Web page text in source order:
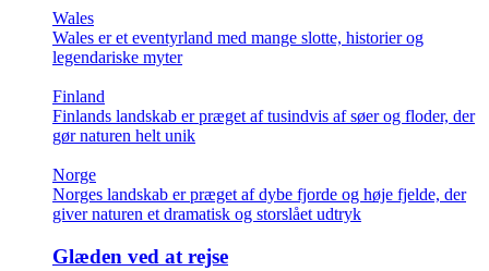
Wales
Wales er et eventyrland med mange slotte, historier og
legendariske myter
Finland
Finlands landskab er præget af tusindvis af søer og floder, der
gør naturen helt unik
Norge
Norges landskab er præget af dybe fjorde og høje fjelde, der
giver naturen et dramatisk og storslået udtryk
Glæden ved at rejse